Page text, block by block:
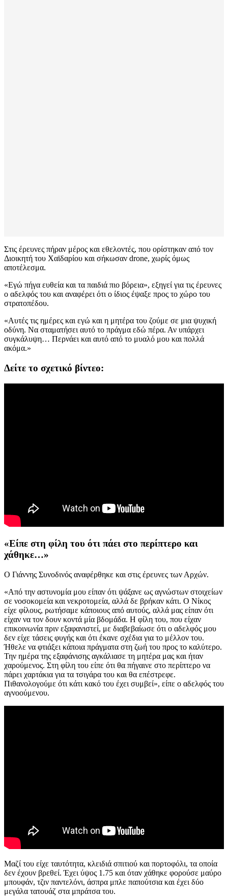
Στις έρευνες πήραν μέρος και εθελοντές, που ορίστηκαν από τον
Διοικητή του Χαϊδαρίου και σήκωσαν drone, χωρίς όμως
αποτέλεσμα.
«Εγώ πήγα ευθεία και τα παιδιά πιο βόρεια», εξηγεί για τις έρευνες
ο αδελφός του και αναφέρει ότι ο ίδιος έψαξε προς το χώρο του
στρατοπέδου.
«Αυτές τις ημέρες και εγώ και η μητέρα του ζούμε σε μια ψυχική
οδύνη. Να σταματήσει αυτό το πράγμα εδώ πέρα. Αν υπάρχει
συγκάλυψη… Περνάει και αυτό από το μυαλό μου και πολλά
ακόμα.»
Δείτε το σχετικό βίντεο:
«Είπε στη φίλη του ότι πάει στο περίπτερο και
χάθηκε…»
Ο Γιάννης Συνοδινός αναφέρθηκε και στις έρευνες των Αρχών.
«Από την αστυνομία μου είπαν ότι ψάξανε ως αγνώστων στοιχείων
σε νοσοκομεία και νεκροτομεία, αλλά δε βρήκαν κάτι. Ο Νίκος
είχε φίλους, ρωτήσαμε κάποιους από αυτούς, αλλά μας είπαν ότι
είχαν να τον δουν κοντά μία βδομάδα. Η φίλη του, που είχαν
επικοινωνία πριν εξαφανιστεί, με διαβεβαίωσε ότι ο αδελφός μου
δεν είχε τάσεις φυγής και ότι έκανε σχέδια για το μέλλον του.
Ήθελε να φτιάξει κάποια πράγματα στη ζωή του προς το καλύτερο.
Την ημέρα της εξαφάνισης αγκάλιασε τη μητέρα μας και ήταν
χαρούμενος. Στη φίλη του είπε ότι θα πήγαινε στο περίπτερο να
πάρει χαρτάκια για τα τσιγάρα του και θα επέστρεφε.
Πιθανολογούμε ότι κάτι κακό του έχει συμβεί», είπε ο αδελφός του
αγνοούμενου.
Μαζί του είχε ταυτότητα, κλειδιά σπιτιού και πορτοφόλι, τα οποία
δεν έχουν βρεθεί. Έχει ύψος 1.75 και όταν χάθηκε φορούσε μαύρο
μπουφάν, τζιν παντελόνι, άσπρα μπλε παπούτσια και έχει δύο
μεγάλα τατουάζ στα μπράτσα του.